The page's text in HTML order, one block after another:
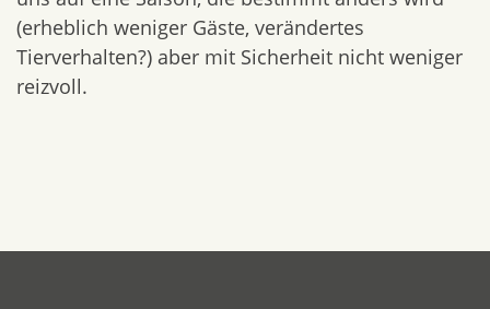
(erheblich weniger Gäste, verändertes
Tierverhalten?) aber mit Sicherheit nicht weniger
reizvoll.